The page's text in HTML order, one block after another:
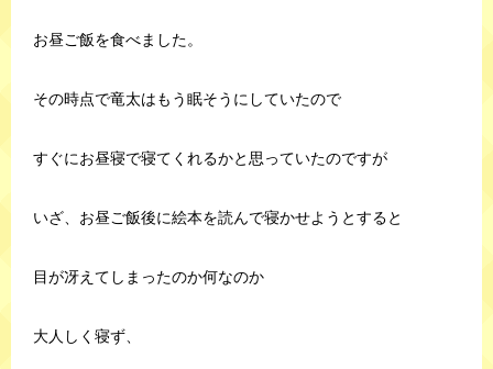
お昼ご飯を食べました。
その時点で竜太はもう眠そうにしていたので
すぐにお昼寝で寝てくれるかと思っていたのですが
いざ、お昼ご飯後に絵本を読んで寝かせようとすると
目が冴えてしまったのか何なのか
大人しく寝ず、